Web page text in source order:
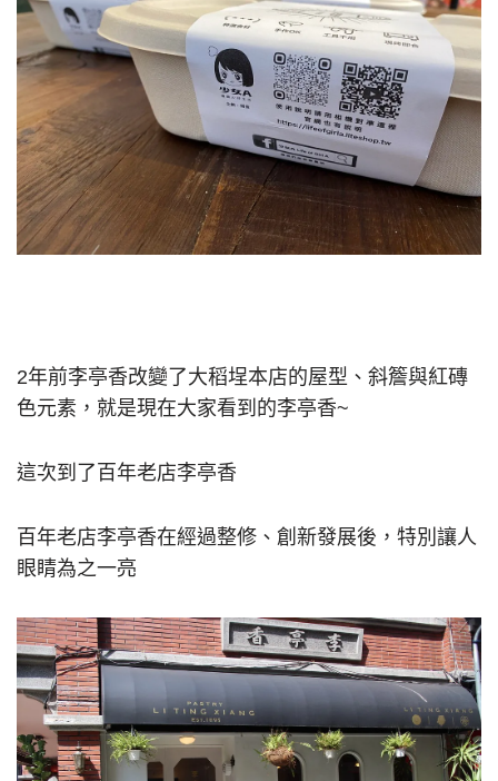
2年前李亭香改變了大稻埕本店的屋型、斜簷與紅磚
色元素，就是現在大家看到的李亭香~
這次到了百年老店李亭香
百年老店李亭香在經過整修、創新發展後，特別讓人
眼睛為之一亮